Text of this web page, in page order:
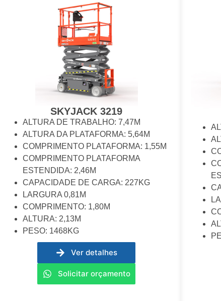
SKYJACK 3219
ALTURA DE TRABALHO: 7,47M
ALTURA DA PLATAFORMA: 5,64M
COMPRIMENTO PLATAFORMA: 1,55M
COMPRIMENTO PLATAFORMA
ESTENDIDA: 2,46M
CAPACIDADE DE CARGA: 227KG
LARGURA 0,81M
COMPRIMENTO: 1,80M
ALTURA: 2,13M
PESO: 1468KG
Ver detalhes
Solicitar orçamento